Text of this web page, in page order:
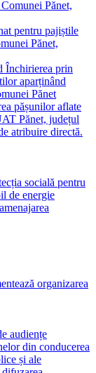
Pănet,
pentru pajiștile
Pănet,
Închirierea prin
aparținând
Pănet
pășunilor aflate
Pănet, județul
atribuire directă.
socială pentru
de energie
organizarea
audiențe
din conducerea
și ale